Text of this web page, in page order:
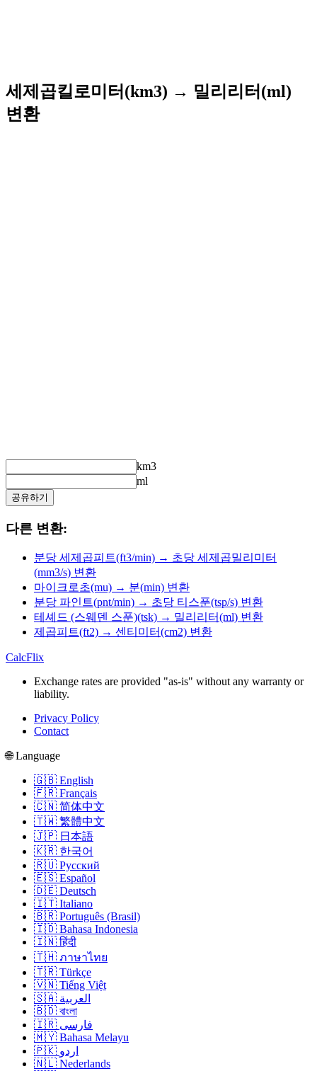
세제곱킬로미터(km3) → 밀리리터(ml)
변환
km3
ml
공유하기
다른 변환:
분당 세제곱피트(ft3/min) → 초당 세제곱밀리미터
(mm3/s) 변환
마이크로초(mu) → 분(min) 변환
분당 파인트(pnt/min) → 초당 티스푼(tsp/s) 변환
테셰드 (스웨덴 스푼)(tsk) → 밀리리터(ml) 변환
제곱피트(ft2) → 센티미터(cm2) 변환
CalcFlix
Exchange rates are provided "as-is" without any warranty or
liability.
Privacy Policy
Contact
🌐 Language
🇬🇧 English
🇫🇷 Français
🇨🇳 简体中文
🇹🇼 繁體中文
🇯🇵 日本語
🇰🇷 한국어
🇷🇺 Русский
🇪🇸 Español
🇩🇪 Deutsch
🇮🇹 Italiano
🇧🇷 Português (Brasil)
🇮🇩 Bahasa Indonesia
🇮🇳 हिंदी
🇹🇭 ภาษาไทย
🇹🇷 Türkçe
🇻🇳 Tiếng Việt
🇸🇦 العربية
🇧🇩 বাংলা
🇮🇷 فارسی
🇲🇾 Bahasa Melayu
🇵🇰 اردو
🇳🇱 Nederlands